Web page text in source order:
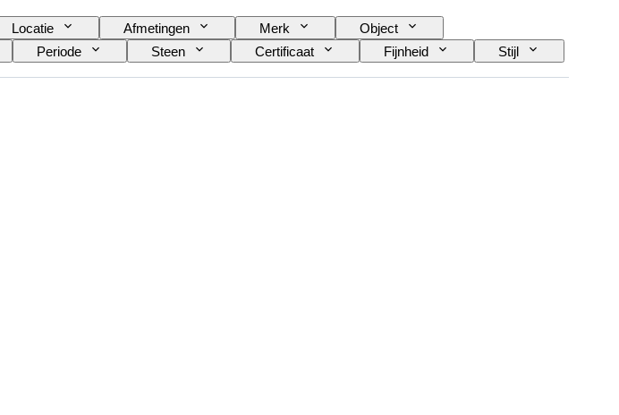
Locatie Afmetingen Merk
Object
Periode Steen Certificaat Fijnheid
Stijl
Patroon Accessoires inbegrepen
Type diamant